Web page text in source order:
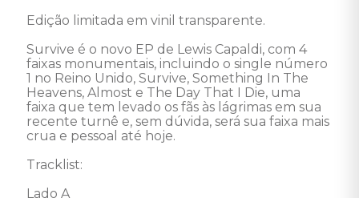
Edição limitada em vinil transparente.
Survive é o novo EP de Lewis Capaldi, com 4
faixas monumentais, incluindo o single número
1 no Reino Unido, Survive, Something In The
Heavens, Almost e The Day That I Die, uma
faixa que tem levado os fãs às lágrimas em sua
recente turnê e, sem dúvida, será sua faixa mais
crua e pessoal até hoje.
Tracklist:
Lado A